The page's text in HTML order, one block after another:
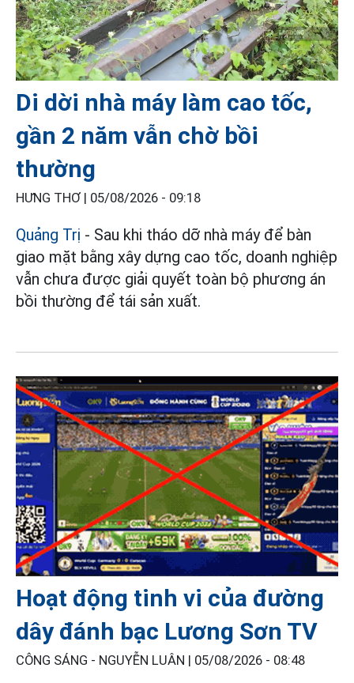
Di dời nhà máy làm cao tốc,
gần 2 năm vẫn chờ bồi
thường
HƯNG THƠ | 05/08/2026 - 09:18
Quảng Trị - Sau khi tháo dỡ nhà máy để bàn
giao mặt bằng xây dựng cao tốc, doanh nghiệp
vẫn chưa được giải quyết toàn bộ phương án
bồi thường để tái sản xuất.
Hoạt động tinh vi của đường
dây đánh bạc Lương Sơn TV
CÔNG SÁNG - NGUYỄN LUÂN | 05/08/2026 - 08:48